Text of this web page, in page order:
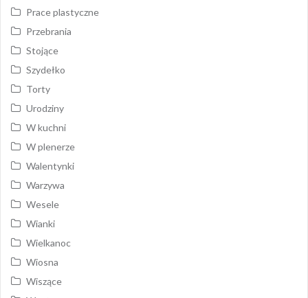
Prace plastyczne
Przebrania
Stojące
Szydełko
Torty
Urodziny
W kuchni
W plenerze
Walentynki
Warzywa
Wesele
Wianki
Wielkanoc
Wiosna
Wiszące